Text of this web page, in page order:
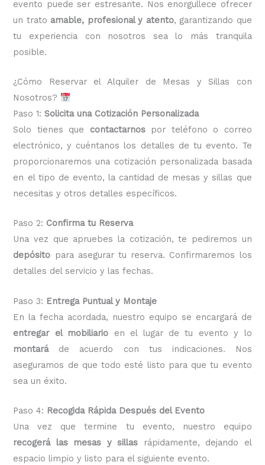
evento puede ser estresante. Nos enorgullece ofrecer
un trato amable, profesional y atento, garantizando que
tu experiencia con nosotros sea lo más tranquila
posible.
¿Cómo Reservar el Alquiler de Mesas y Sillas con
Nosotros?
Paso 1:Solicita una Cotización Personalizada
Solo tienes que contactarnospor teléfono o correo
electrónico, y cuéntanos los detalles de tu evento. Te
proporcionaremos una cotización personalizada basada
en el tipo de evento, la cantidad de mesas y sillas que
necesitas y otros detalles específicos.
Paso 2: Confirma tu Reserva
Una vez que apruebes la cotización, te pediremos un
depósito para asegurar tu reserva. Confirmaremos los
detalles del servicio y las fechas.
Paso 3: Entrega Puntual y Montaje
En la fecha acordada, nuestro equipo se encargará de
entregar el mobiliario en el lugar de tu evento y lo
montaráde acuerdo con tus indicaciones. Nos
aseguramos de que todo esté listo para que tu evento
sea un éxito.
Paso 4: Recogida Rápida Después del Evento
Una vez que termine tu evento, nuestro equipo
recogerá las mesas y sillas rápidamente, dejando el
espacio limpio y listo para el siguiente evento.